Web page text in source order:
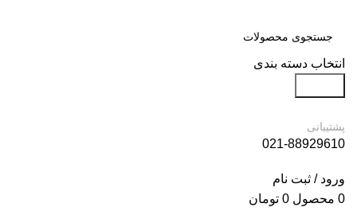
انتخاب دسته بندی
پشتیبانی
021-88929610
ورود / ثبت نام
0 محصول 0 تومان